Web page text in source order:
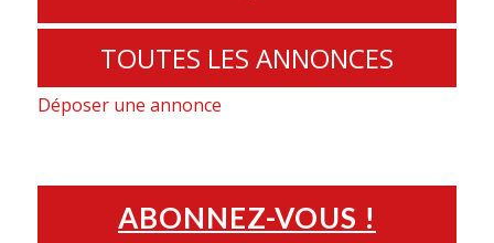
TOUTES LES ANNONCES
Déposer une annonce
ABONNEZ-VOUS !